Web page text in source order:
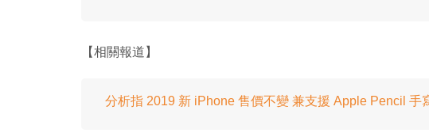
【相關報道】
分析指 2019 新 iPhone 售價不變 兼支援 Apple Pencil 手